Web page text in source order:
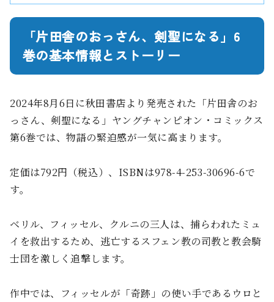
「片田舎のおっさん、剣聖になる」6
巻の基本情報とストーリー
2024年8月6日に秋田書店より発売された「片田舎のお
っさん、剣聖になる」ヤングチャンピオン・コミックス
第6巻では、物語の緊迫感が一気に高まります。
定価は792円（税込）、ISBNは978-4-253-30696-6で
す。
ベリル、フィッセル、クルニの三人は、捕らわれたミュ
イを救出するため、逃亡するスフェン教の司教と教会騎
士団を激しく追撃します。
作中では、フィッセルが「奇跡」の使い手であるウロと